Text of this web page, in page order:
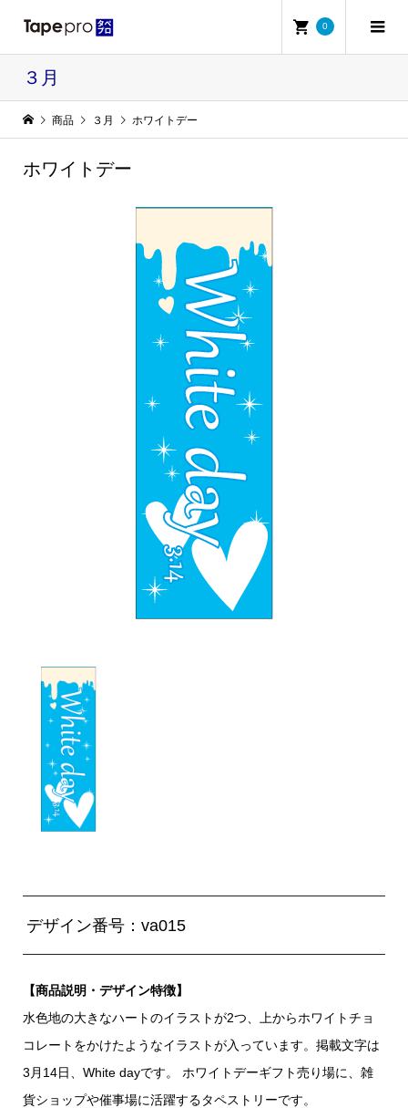
0
３月
商品 ３月 ホワイトデー
ホワイトデー
デザイン番号：va015
【商品説明・デザイン特徴】
水色地の大きなハートのイラストが2つ、上からホワイトチョ
コレートをかけたようなイラストが入っています。掲載文字は
3月14日、White dayです。 ホワイトデーギフト売り場に、雑
貨ショップや催事場に活躍するタペストリーです。